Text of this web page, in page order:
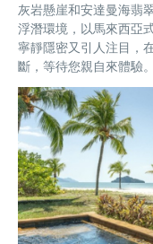
灰岩懸崖和安達曼海翡
浮潛環境，以馬來西亞
寧靜隱密又引人注目，
斷，等待您親自來體驗。